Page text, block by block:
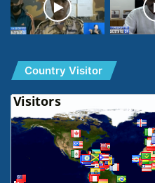
Country Visitor